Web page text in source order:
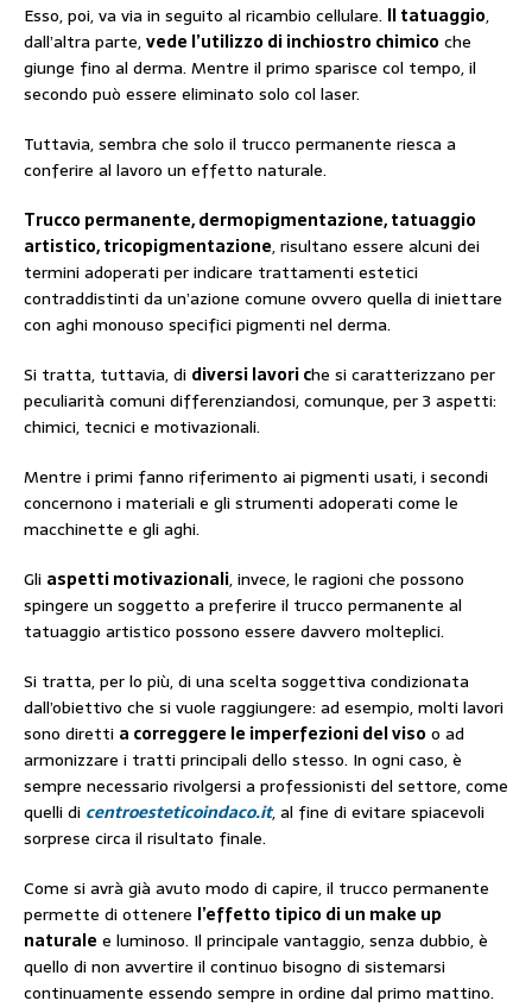
Esso, poi, va via in seguito al ricambio cellulare. Il tatuaggio,
dall’altra parte,vede l’utilizzo di inchiostro chimico che
giunge fino al derma. Mentre il primo sparisce col tempo, il
secondo può essere eliminato solo col laser.
Tuttavia, sembra che solo il trucco permanente riesca a
conferire al lavoro un effetto naturale.
Trucco permanente, dermopigmentazione, tatuaggio
artistico, tricopigmentazione, risultano essere alcuni dei
termini adoperati per indicare trattamenti estetici
contraddistinti da un’azione comune ovvero quella di iniettare
con aghi monouso specifici pigmenti nel derma.
Si tratta, tuttavia, di diversi lavori che si caratterizzano per
peculiarità comuni differenziandosi, comunque, per 3 aspetti:
chimici, tecnici e motivazionali.
Mentre i primi fanno riferimento ai pigmenti usati, i secondi
concernono i materiali e gli strumenti adoperati come le
macchinette e gli aghi.
Gli aspetti motivazionali, invece, le ragioni che possono
spingere un soggetto a preferire il trucco permanente al
tatuaggio artistico possono essere davvero molteplici.
Si tratta, per lo più, di una scelta soggettiva condizionata
dall’obiettivo che si vuole raggiungere: ad esempio, molti lavori
sono diretti a correggere le imperfezioni del viso o ad
armonizzare i tratti principali dello stesso. In ogni caso, è
sempre necessario rivolgersi a professionisti del settore, come
quelli di centroesteticoindaco.it, al fine di evitare spiacevoli
sorprese circa il risultato finale.
Come si avrà già avuto modo di capire, il trucco permanente
permette di ottenere l’effetto tipico di un make up
naturale e luminoso. Il principale vantaggio, senza dubbio, è
quello di non avvertire il continuo bisogno di sistemarsi
continuamente essendo sempre in ordine dal primo mattino.